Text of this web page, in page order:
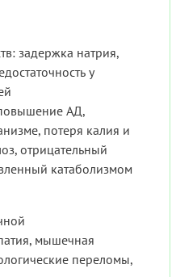
задержка натрия,
у
АД,
потеря калия и
отрицательный
катаболизмом
мышечная
переломы,